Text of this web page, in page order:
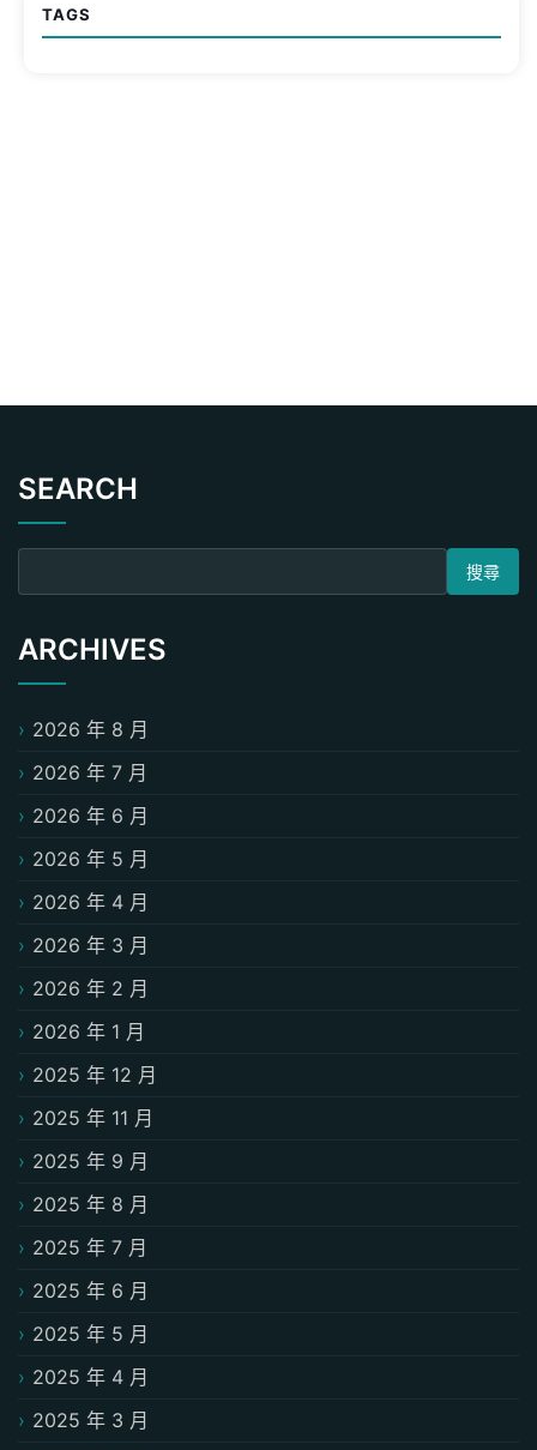
TAGS
SEARCH
搜尋關鍵字:
ARCHIVES
2026 年 8 月
2026 年 7 月
2026 年 6 月
2026 年 5 月
2026 年 4 月
2026 年 3 月
2026 年 2 月
2026 年 1 月
2025 年 12 月
2025 年 11 月
2025 年 9 月
2025 年 8 月
2025 年 7 月
2025 年 6 月
2025 年 5 月
2025 年 4 月
2025 年 3 月